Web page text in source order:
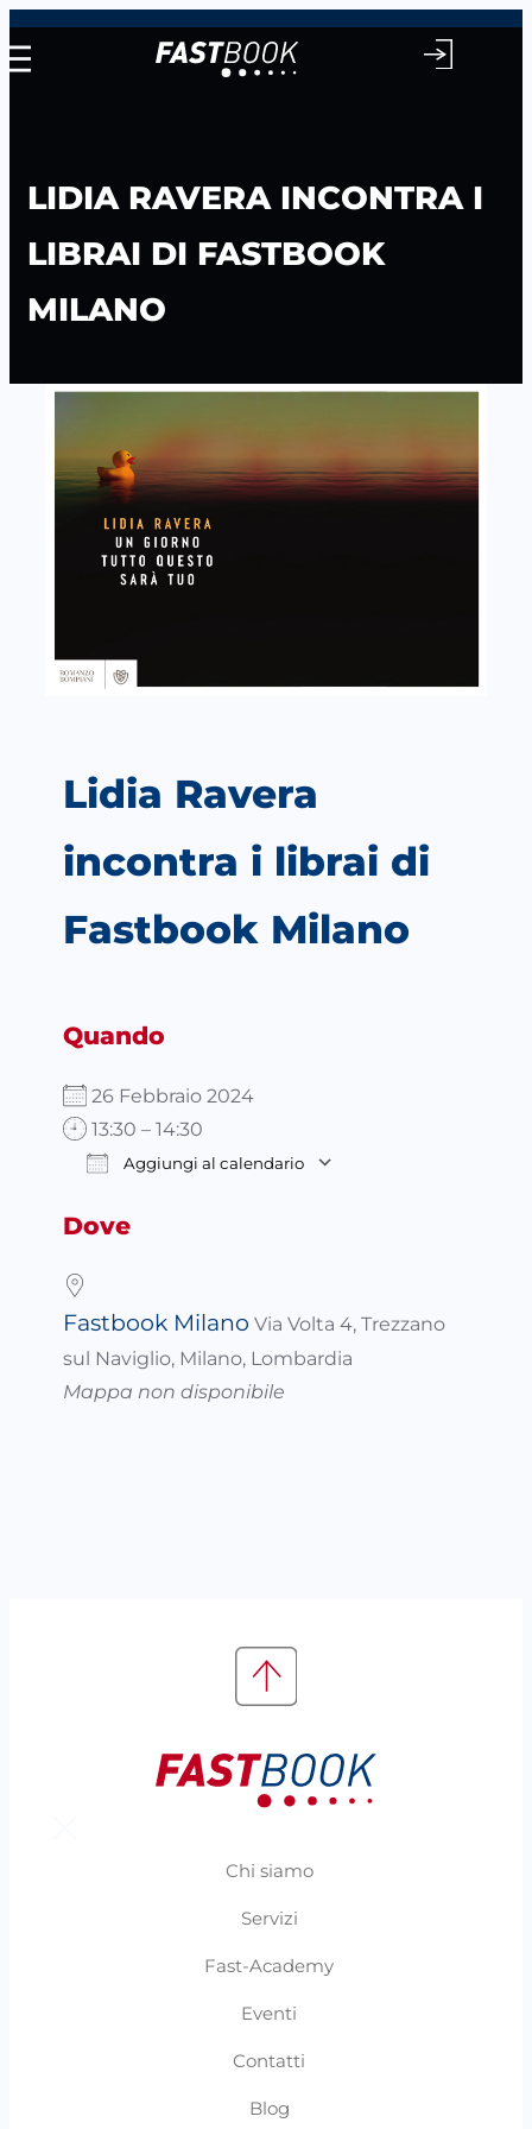
Vai
al
LIDIA RAVERA INCONTRA I
LIBRAI DI FASTBOOK
MILANO
Lidia Ravera
incontra i librai di
Fastbook Milano
Quando
26 Febbraio 2024
13:30 – 14:30
Aggiungi al calendario
Dove
Fastbook Milano Via Volta 4, Trezzano
sul Naviglio, Milano, Lombardia
Mappa non disponibile
Chi siamo
Servizi
Fast-Academy
Eventi
Contatti
Blog